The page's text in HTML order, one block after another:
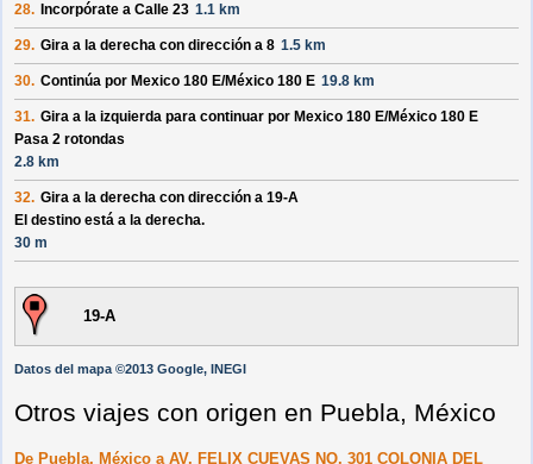
28. Incorpórate a Calle 23 1.1 km
29. Gira a la derecha con dirección a 8 1.5 km
30. Continúa por Mexico 180 E/México 180 E 19.8 km
31. Gira a la izquierda para continuar por Mexico 180 E/México 180 E
Pasa 2 rotondas
2.8 km
32. Gira a la derecha con dirección a 19-A
El destino está a la derecha.
30 m
19-A
Datos del mapa ©2013 Google, INEGI
Otros viajes con origen en Puebla, México
De Puebla, México a AV. FELIX CUEVAS NO. 301 COLONIA DEL